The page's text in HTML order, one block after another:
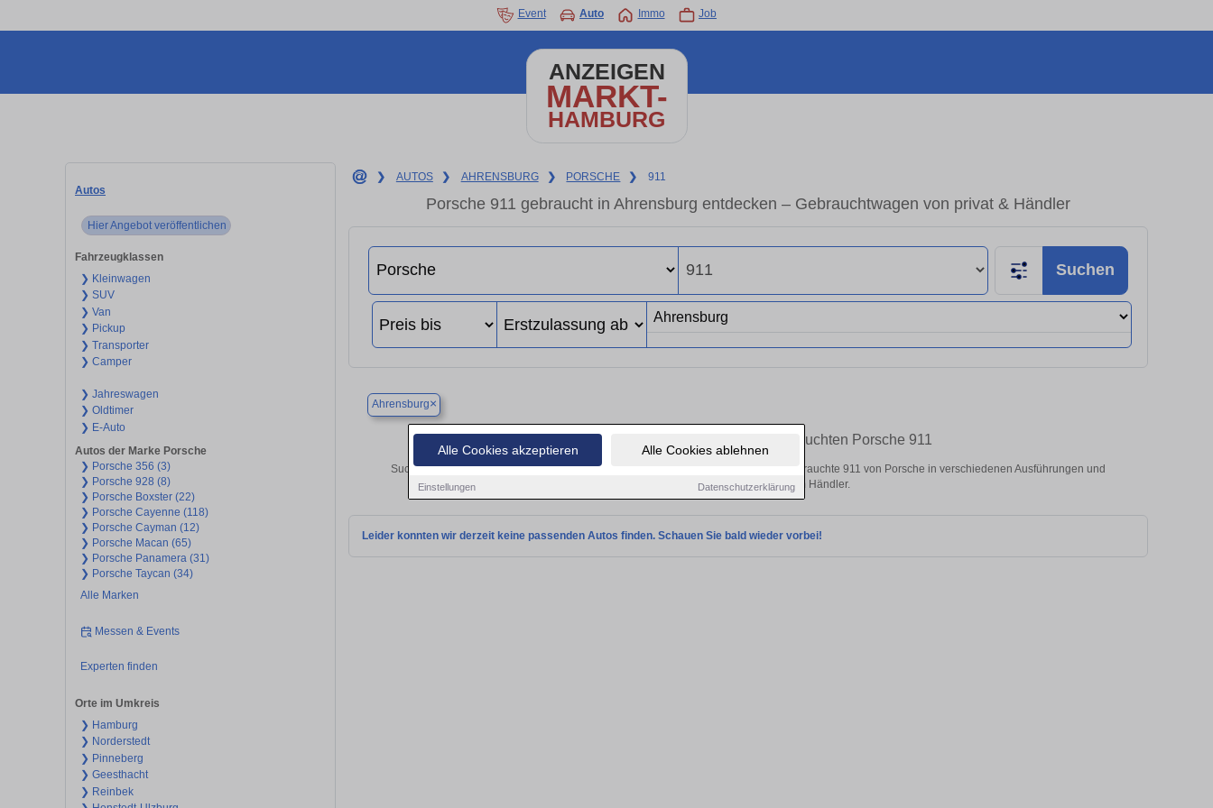
Alle Cookies akzeptieren Alle Cookies ablehnen
Einstellungen Datenschutzerklärung
Event Auto Immo Job
ANZEIGEN
MARKT-
HAMBURG
Autos
Hier Angebot veröffentlichen
Fahrzeugklassen
❯ Kleinwagen
❯ SUV
❯ Van
❯ Pickup
❯ Transporter
❯ Camper
❯ Jahreswagen
❯ Oldtimer
❯ E-Auto
Autos der Marke Porsche
❯ Porsche 356 (3)
❯ Porsche 928 (8)
❯ Porsche Boxster (22)
❯ Porsche Cayenne (118)
❯ Porsche Cayman (12)
❯ Porsche Macan (65)
❯ Porsche Panamera (31)
❯ Porsche Taycan (34)
Alle Marken
Messen & Events
Experten finden
Orte im Umkreis
❯ Hamburg
❯ Norderstedt
❯ Pinneberg
❯ Geesthacht
❯ Reinbek
❯ AUTOS ❯ AHRENSBURG ❯ PORSCHE ❯ 911
Porsche 911 gebraucht in Ahrensburg entdecken – Gebrauchtwagen von privat & Händler
Suchen
Ahrensburg×
Finden Sie in Ahrensburg Ihren gebrauchten Porsche 911
Suchen Sie in Ahrensburg einen Porsche 911 Gebrauchtwagen? Entdecken Sie gebrauchte 911 von Porsche in verschiedenen Ausführungen und
Preisklassen von privat und vom Händler.
Leider konnten wir derzeit keine passenden Autos finden. Schauen Sie bald wieder vorbei!